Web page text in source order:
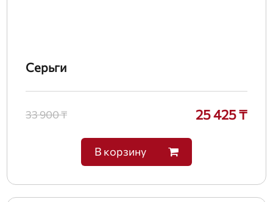
Серьги
33 900 ₸ 25 425 ₸
В корзину